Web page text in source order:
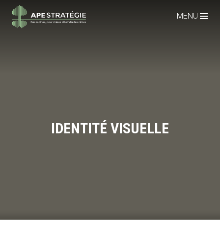
MENU
IDENTITÉ VISUELLE